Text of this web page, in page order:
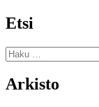
Etsi
Haku:
Arkisto